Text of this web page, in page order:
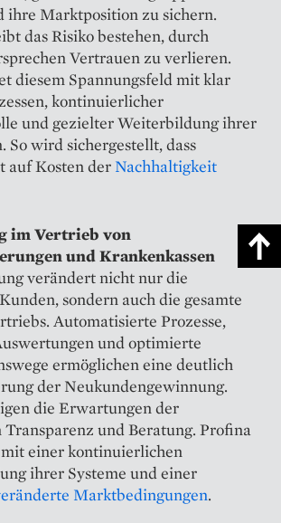
ihre Marktposition zu sichern.
das Risiko bestehen, durch
Vertrauen zu verlieren.
diesem Spannungsfeld mit klar
kontinuierlicher
und gezielter Weiterbildung ihrer
wird sichergestellt, dass
auf Kosten der Nachhaltigkeit
im Vertrieb von
und Krankenkassen
verändert nicht nur die
sondern auch die gesamte
Automatisierte Prozesse,
und optimierte
ermöglichen eine deutlich
der Neukundengewinnung.
die Erwartungen der
Transparenz und Beratung. Profina
einer kontinuierlichen
ihrer Systeme und einer
Marktbedingungen.